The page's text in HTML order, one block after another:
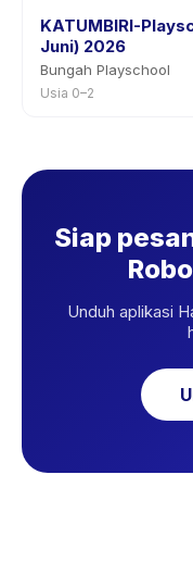
KATUMBIRI-
Juni) 2026
Bungah Playschool
Usia 0–2
Siap
Unduh aplikasi